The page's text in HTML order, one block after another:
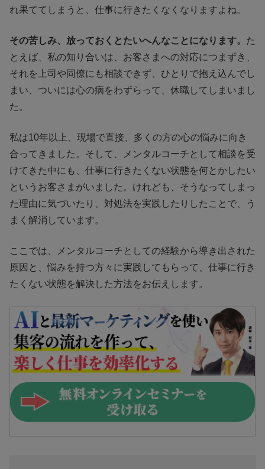
れ果ててしまうと、仕事に行きたくなくなりますよね。
その苦しみ、放っておくとたいへんなことになります。 た
とえば、私の知り合いは、お客さまへの対応につまずき、
それを上司や同僚にも相談できず、ひとりで抱え込んでし
まい、ついには心の病をわずらって、休職してしまいまし
た。
私は10年以上、現場で直接、多くの方の心の悩みに向き
合ってきました。そして、メンタルコーチとして相談を受
けてきた中にも、仕事に行きたくない状態を何とかしたい
というお客さまがいました。けれども、そうなってしまっ
た理由に気づいたり、対処法を実践したりしたことで、う
まく解消しています。
ここでは、メンタルコーチとしての経験から導き出された
原因と、悩みを持つ方々に実践してもらって、仕事に行き
たくない状態を解決した方法をお伝えします。